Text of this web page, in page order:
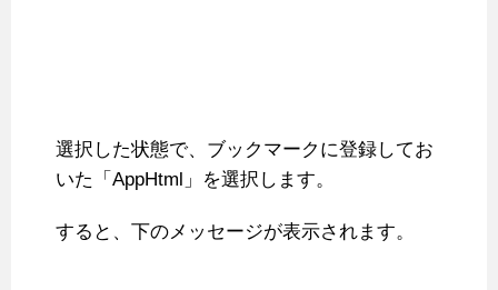
選択した状態で、ブックマークに登録してお
いた「AppHtml」を選択します。
すると、下のメッセージが表示されます。